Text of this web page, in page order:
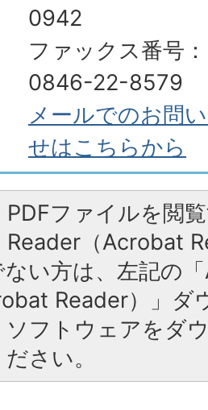
0942
ファックス番号：
0846-22-8579
メールでのお問
せはこちらから
PDFファイルを閲
Reader（Acrobat
い方は、左記の
Reader）」ダ
ソフトウェアをダ
さい。